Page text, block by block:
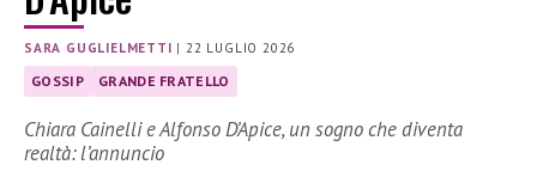
SARA GUGLIELMETTI |22 LUGLIO 2026
GOSSIP GRANDE FRATELLO
Chiara Cainelli e Alfonso D’Apice, un sogno che diventa
realtà: l’annuncio